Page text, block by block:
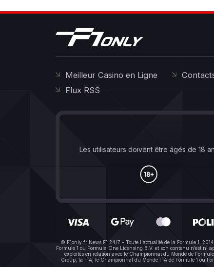
Meilleur Casino en Ligne
Flux RSS
Les utilisateurs doivent être âgés de 18
© F1only.fr News F1 24/7 - Toute l'actualité de la Formule 1.
Formule 1 ou Formula One Licensing B.V. et son contenu n’est ni
exploités en relation avec le Championnat du Monde de
Group, la FIA, le Championnat du Monde FIA de Formule 1 ou